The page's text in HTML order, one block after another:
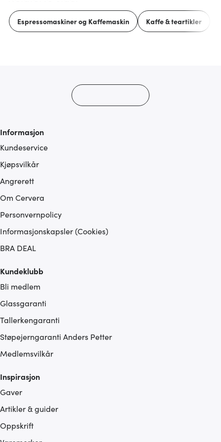
annonsering og analysearbeid, som kan kombinere den
med annen informasjon du har gjort tilgjengelig for dem,
Espressomaskiner og Kaffemaskin Kaffe & teartikler
Informasjon
Kundeservice
Kjøpsvilkår
Angrerett
Om Cervera
Personvernpolicy
Informasjonskapsler (Cookies)
BRA DEAL
Kundeklubb
Bli medlem
Glassgaranti
Tallerkengaranti
Støpejerngaranti Anders Petter
Medlemsvilkår
Inspirasjon
Gaver
Artikler & guider
Oppskrift